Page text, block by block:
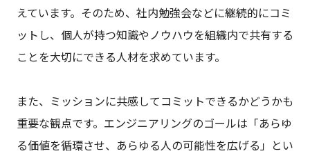
えています。そのため、社内勉強会などに継続的にコミ
ットし、個人が持つ知識やノウハウを組織内で共有する
ことを大切にできる人材を求めています。
また、ミッションに共感してコミットできるかどうかも
重要な観点です。エンジニアリングのゴールは「あらゆ
る価値を循環させ、あらゆる人の可能性を広げる」とい